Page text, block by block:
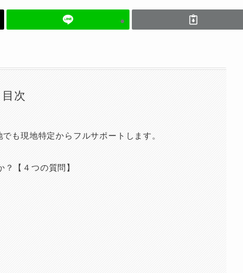
目次
も現地特定からフルサポートします。
【４つの質問】